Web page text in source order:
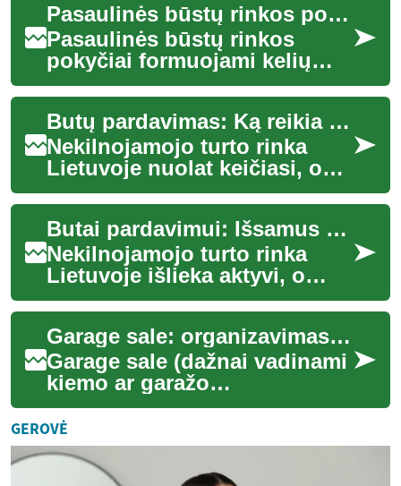
Pasaulinės būstų rinkos pokyčiai: esminės įžvalgos ir priežastys
Pasaulinės būstų rinkos
pokyčiai formuojami kelių
pagrindinių veiksnių:
palūkanų svyravimų,
migracijos srautų, miestų... Butų pardavimas: Ką reikia žinoti perkant nekilnojamąjį turtą Lietuvoje
Nekilnojamojo turto rinka
Lietuvoje nuolat keičiasi, o
butų pardavimas išlieka viena
iš populiariausių investicijų.
N...
Butai pardavimui: Išsamus gidas perkant nekilnojamąjį turtą
Nekilnojamojo turto rinka
Lietuvoje išlieka aktyvi, o
butų pirkimas - vienas
populiariausių būdų įsigyti
nuosavą būst...
Garage sale: organizavimas, pardavimas ir pirkimas
Garage sale (dažnai vadinami
kiemo ar garažo
išpardavimais) yra paprastas
būdas atlaisvinti vietą
namuose, suteikti a...
GEROVĖ